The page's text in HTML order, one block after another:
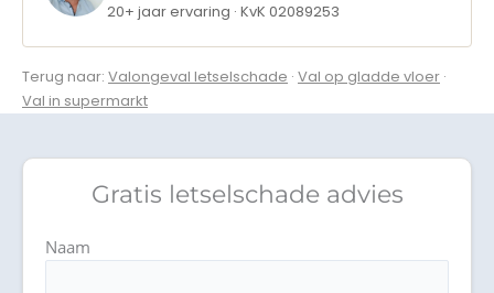
20+ jaar ervaring · KvK 02089253
Terug naar: Valongeval letselschade · Val op gladde vloer ·
Val in supermarkt
Gratis letselschade advies
Naam